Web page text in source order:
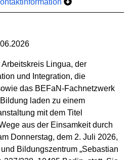
Lingua, der
und Integration, die
das BEFaN-Fachnetzwerk
laden zu einem
mit dem Titel
aus der Einsamkeit durch
Donnerstag, dem 2. Juli 2026,
Bildungszentrum „Sebastian